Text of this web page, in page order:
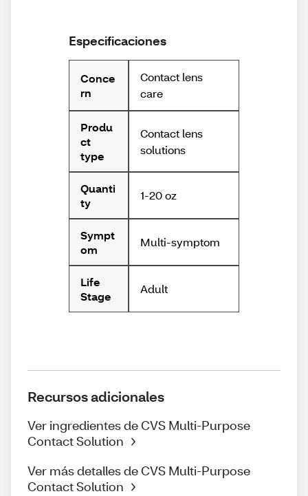
Especificaciones
Conce
rn
Contact lens
care
Produ
ct
type
Contact lens
solutions
Quanti
ty
1-20 oz
Sympt
om
Multi-symptom
Life
Stage
Adult
Recursos adicionales
Ver ingredientes de CVS Multi-Purpose
Contact Solution
Ver más detalles de CVS Multi-Purpose
Contact Solution